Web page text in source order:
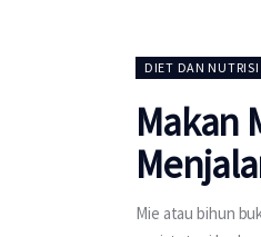
DIET DAN NUTRISI
Makan
Mie atau bihun